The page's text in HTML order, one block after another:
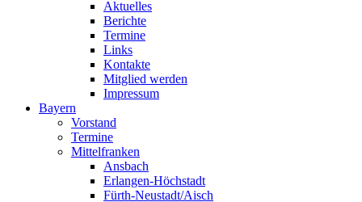
Aktuelles
Berichte
Termine
Links
Kontakte
Mitglied werden
Impressum
Bayern
Vorstand
Termine
Mittelfranken
Ansbach
Erlangen-Höchstadt
Fürth-Neustadt/Aisch